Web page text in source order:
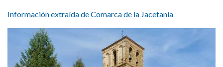
Información extraída de Comarca de la Jacetania